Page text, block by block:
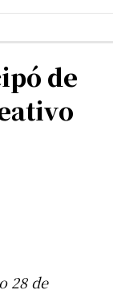
de
28 de